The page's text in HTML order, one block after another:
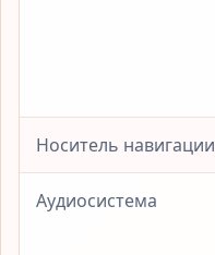
Носитель навигации
Аудиосистема